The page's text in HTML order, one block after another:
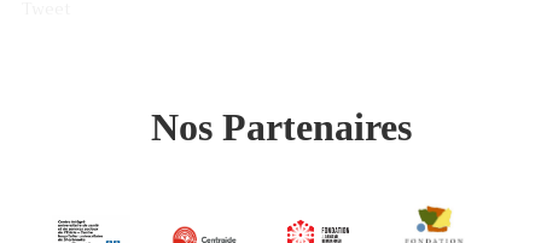
Nos Partenaires